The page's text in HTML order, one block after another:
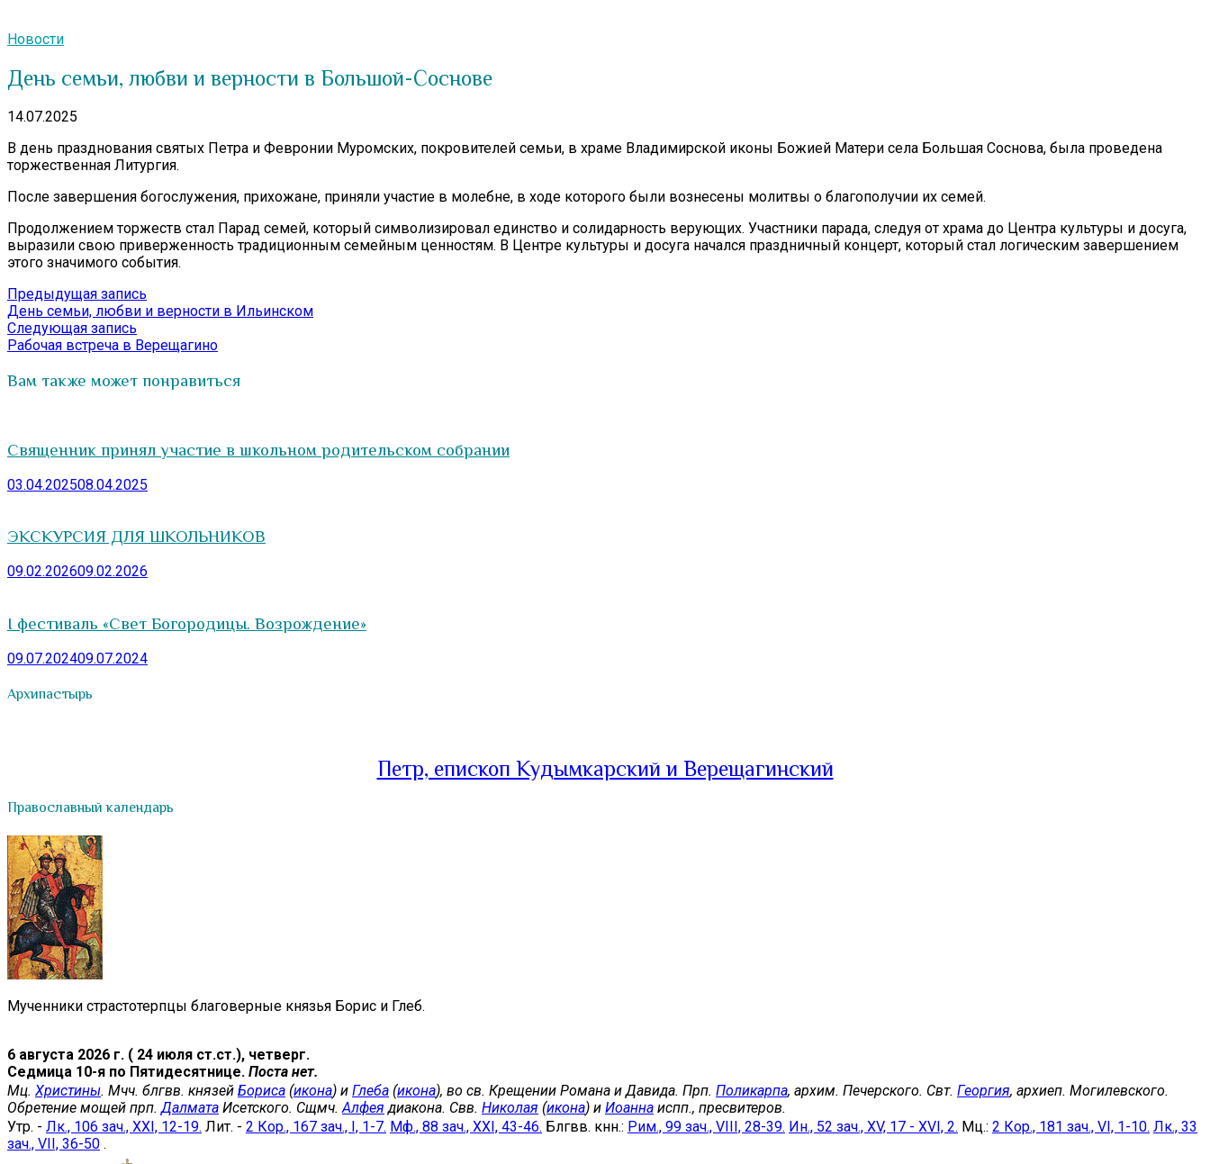
Новости
День семьи, любви и верности в Большой-Соснове
14.07.2025
В день празднования святых Петра и Февронии Муромских, покровителей семьи, в храме Владимирской иконы Божией Матери села Большая Соснова, была проведена
торжественная Литургия.
После завершения богослужения, прихожане, приняли участие в молебне, в ходе которого были вознесены молитвы о благополучии их семей.
Продолжением торжеств стал Парад семей, который символизировал единство и солидарность верующих. Участники парада, следуя от храма до Центра культуры и досуга,
выразили свою приверженность традиционным семейным ценностям. В Центре культуры и досуга начался праздничный концерт, который стал логическим завершением
этого значимого события.
Навигация
по
записям
Предыдущая запись
запись:
День семьи, любви и верности в Ильинском
Следующая запись
запись:
Рабочая встреча в Верещагино
Вам также может понравиться
Священник принял участие в школьном родительском собрании
03.04.202508.04.2025
ЭКСКУРСИЯ ДЛЯ ШКОЛЬНИКОВ
09.02.202609.02.2026
I фестиваль «Свет Богородицы. Возрождение»
09.07.202409.07.2024
Архипастырь
Петр, епископ Кудымкарский и Верещагинский
Православный календарь
Мученники страстотерпцы благоверные князья Борис и Глеб.
6 августа 2026 г. ( 24 июля ст.ст.), четверг.
Седмица 10-я по Пятидесятнице. Поста нет.
Мц. Христины. Мчч. блгвв. князей Бориса (икона) и Глеба (икона), во св. Крещении Романа и Давида. Прп. Поликарпа, архим. Печерского. Свт. Георгия, архиеп. Могилевского.
Обретение мощей прп. Далмата Исетского. Сщмч. Алфея диакона. Свв. Николая (икона) и Иоанна испп., пресвитеров.
Утр. - Лк., 106 зач., XXI, 12-19. Лит. - 2 Кор., 167 зач., I, 1-7. Мф., 88 зач., XXI, 43-46. Блгвв. кнн.: Рим., 99 зач., VIII, 28-39. Ин., 52 зач., XV, 17 - XVI, 2. Мц.: 2 Кор., 181 зач., VI, 1-10. Лк., 33
зач., VII, 36-50 .